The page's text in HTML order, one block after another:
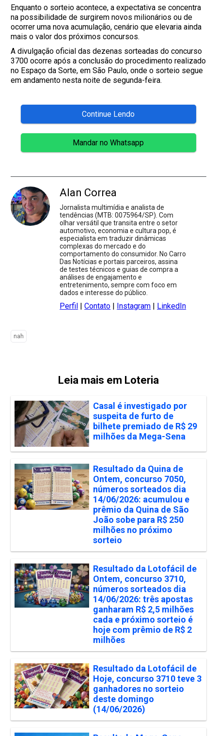
Enquanto o sorteio acontece, a expectativa se concentra
na possibilidade de surgirem novos milionários ou de
ocorrer uma nova acumulação, cenário que elevaria ainda
mais o valor dos próximos concursos.
A divulgação oficial das dezenas sorteadas do concurso
3700 ocorre após a conclusão do procedimento realizado
no Espaço da Sorte, em São Paulo, onde o sorteio segue
em andamento nesta noite de segunda-feira.
Continue Lendo
Mandar no Whatsapp
Alan Correa
Jornalista multimídia e analista de
tendências (MTB: 0075964/SP). Com
olhar versátil que transita entre o setor
automotivo, economia e cultura pop, é
especialista em traduzir dinâmicas
complexas do mercado e do
comportamento do consumidor. No Carro
Das Notícias e portais parceiros, assina
de testes técnicos e guias de compra a
análises de engajamento e
entretenimento, sempre com foco em
dados e interesse do público.
Perfil |Contato | Instagram | LinkedIn
nah
Leia mais em Loteria
Casal é investigado por
suspeita de furto de
bilhete premiado de R$ 29
milhões da Mega-Sena
Resultado da Quina de
Ontem, concurso 7050,
números sorteados dia
14/06/2026: acumulou e
prêmio da Quina de São
João sobe para R$ 250
milhões no próximo
sorteio
Resultado da Lotofácil de
Ontem, concurso 3710,
números sorteados dia
14/06/2026: três apostas
ganharam R$ 2,5 milhões
cada e próximo sorteio é
hoje com prêmio de R$ 2
milhões
Resultado da Lotofácil de
Hoje, concurso 3710 teve 3
ganhadores no sorteio
deste domingo
(14/06/2026)